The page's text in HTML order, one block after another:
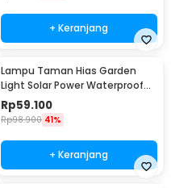
+ Keranjang
Lampu Taman Hias Garden
Light Solar Power Waterproof
Cool White - EM375
Rp59.100
Rp98.900 41%
+ Keranjang